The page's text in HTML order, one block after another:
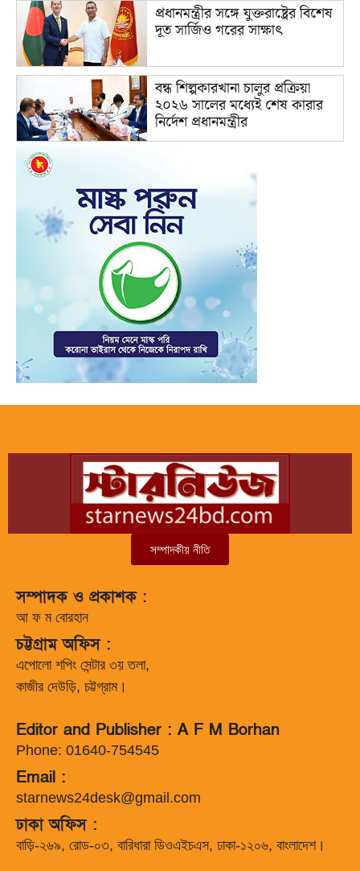
প্রধানমন্ত্রীর সঙ্গে যুক্তরাষ্ট্রের বিশেষ
দূত সার্জিও গরের সাক্ষাৎ
বন্ধ শিল্পকারখানা চালুর প্রক্রিয়া
২০২৬ সালের মধ্যেই শেষ কারার
নির্দেশ প্রধানমন্ত্রীর
সম্পাদকীয় নীতি
সম্পাদক ও প্রকাশক :
আ ফ ম বোরহান
চট্টগ্রাম অফিস :
এপোলো শপিং সেন্টার ৩য় তলা,
কাজীর দেউড়ি, চট্টগ্রাম।
Editor and Publisher : A F M Borhan
Phone: 01640-754545
Email :
starnews24desk@gmail.com
ঢাকা অফিস :
বাড়ি-২৬৯, রোড-০৩, বারিধারা ডিওএইচএস, ঢাকা-১২০৬, বাংলাদেশ।